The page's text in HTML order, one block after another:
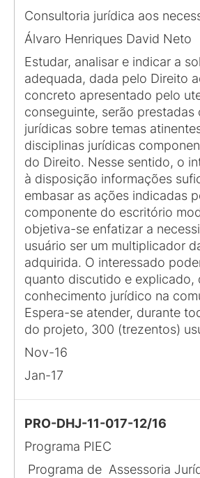
Consultoria jurídica aos
Álvaro Henriques David Neto
Estudar, analisar e indicar a
adequada, dada pelo Direito
concreto apresentado pelo
conseguinte, serão prestadas
jurídicas sobre temas
disciplinas jurídicas
do Direito. Nesse sentido, o
à disposição informações
embasar as ações indicadas
componente do escritório
objetiva-se enfatizar a
usuário ser um multiplicador
adquirida. O interessado
quanto discutido e explicado,
conhecimento jurídico na
Espera-se atender, durante
do projeto, 300 (trezentos)
Nov-16
Jan-17
PRO-DHJ-11-017-12/16
Programa PIEC
Programa de Assessoria